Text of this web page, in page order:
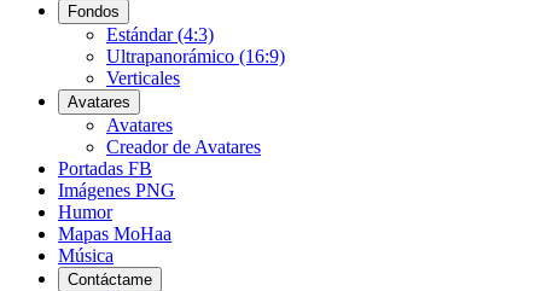
Fondos
Estándar (4:3)
Ultrapanorámico (16:9)
Verticales
Avatares
Avatares
Creador de Avatares
Portadas FB
Imágenes PNG
Humor
Mapas MoHaa
Música
Contáctame